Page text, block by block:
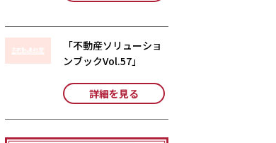
「不動産ソリューショ
ンブックVol.57」
詳細を見る